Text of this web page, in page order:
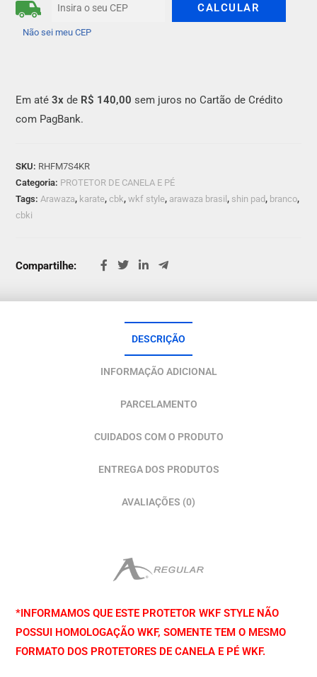
Não sei meu CEP
Em até3x de R$ 140,00 sem juros no Cartão de Crédito
com PagBank.
SKU: RHFM7S4KR
Categoria: PROTETOR DE CANELA E PÉ
Tags:Arawaza, karate,cbk,wkf style, arawaza brasil, shin pad, branco,
cbki
Compartilhe:
DESCRIÇÃO
INFORMAÇÃO ADICIONAL
PARCELAMENTO
CUIDADOS COM O PRODUTO
ENTREGA DOS PRODUTOS
AVALIAÇÕES (0)
*INFORMAMOS QUE ESTE PROTETOR WKF STYLE NÃO
POSSUI HOMOLOGAÇÃO WKF, SOMENTE TEM O MESMO
FORMATO DOS PROTETORES DE CANELA E PÉ WKF.